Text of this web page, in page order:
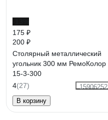
175 ₽
200 ₽
Столярный металлический
угольник 300 мм РемоКолор
15-3-300
4(27)
15906252
В корзину